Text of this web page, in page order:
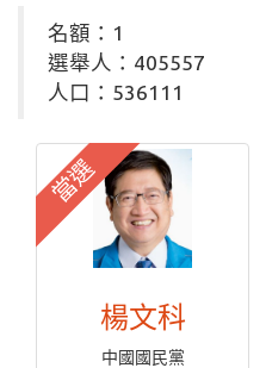
名額：1
選舉人：405557
人口：536111
當選
楊文科
中國國民黨